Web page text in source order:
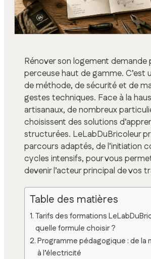
Rénover son logement demande
perceuse haut de gamme. C’est
de méthode, de sécurité et de
gestes techniques. Face à la
artisanaux, de nombreux
choisissent des solutions
structurées. LeLabDuBricoleur
parcours adaptés, de l’initiation
cycles intensifs, pour vous
devenir l’acteur principal de vos
Table des matières
Tarifs des formations
quelle formule choisir ?
Programme pédagogique : de la
à l’électricité